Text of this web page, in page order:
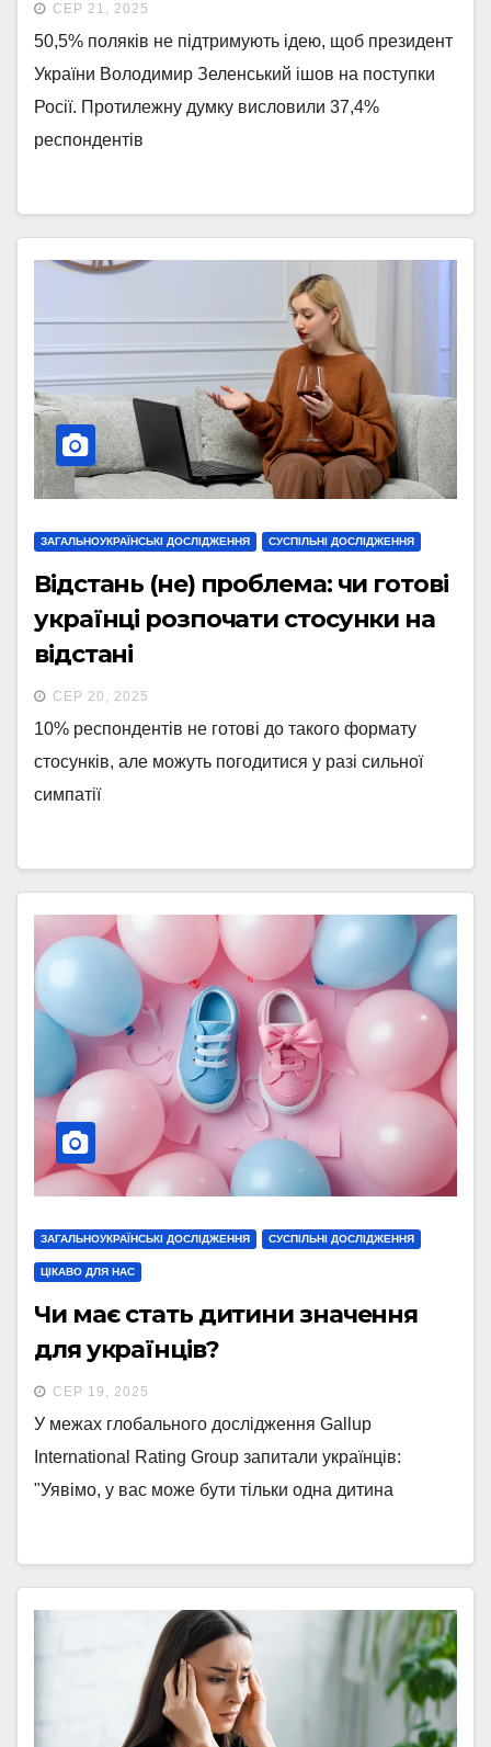
СЕР 21, 2025
50,5% поляків не підтримують ідею, щоб президент
України Володимир Зеленський ішов на поступки
Росії. Протилежну думку висловили 37,4%
респондентів
ЗАГАЛЬНОУКРАЇНСЬКІ ДОСЛІДЖЕННЯ СУСПІЛЬНІ ДОСЛІДЖЕННЯ
Відстань (не) проблема: чи готові
українці розпочати стосунки на
відстані
СЕР 20, 2025
10% респондентів не готові до такого формату
стосунків, але можуть погодитися у разі сильної
симпатії
ЗАГАЛЬНОУКРАЇНСЬКІ ДОСЛІДЖЕННЯ СУСПІЛЬНІ ДОСЛІДЖЕННЯ
ЦІКАВО ДЛЯ НАС
Чи має стать дитини значення
для українців?
СЕР 19, 2025
У межах глобального дослідження Gallup
International Rating Group запитали українців:
"Уявімо, у вас може бути тільки одна дитина